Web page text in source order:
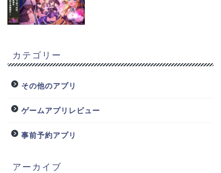
カテゴリー
その他のアプリ
ゲームアプリレビュー
事前予約アプリ
アーカイブ